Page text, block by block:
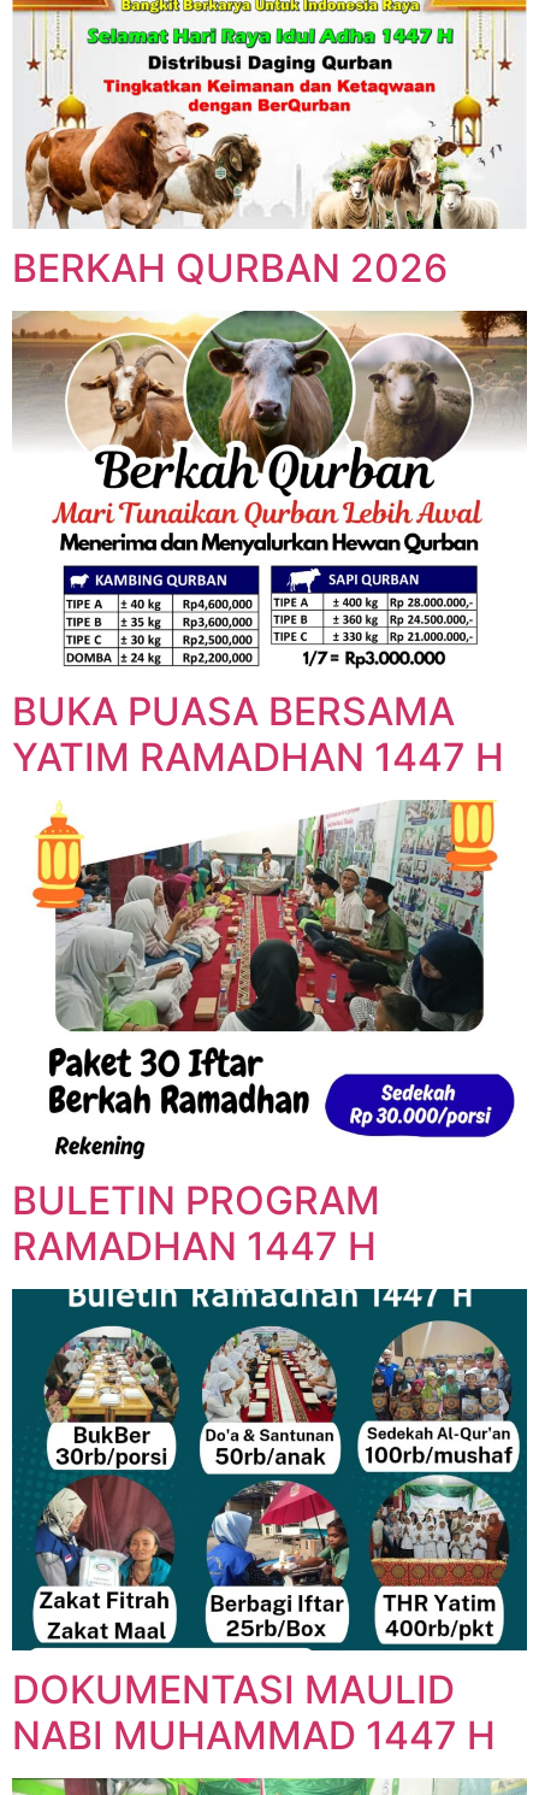
BERKAH QURBAN 2026
BUKA PUASA BERSAMA
YATIM RAMADHAN 1447 H
BULETIN PROGRAM
RAMADHAN 1447 H
DOKUMENTASI MAULID
NABI MUHAMMAD 1447 H